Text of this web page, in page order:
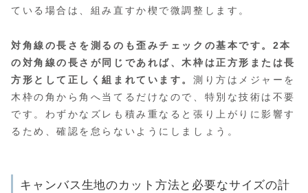
ている場合は、組み直すか楔で微調整します。
対角線の長さを測るのも歪みチェックの基本です。2本
の対角線の長さが同じであれば、木枠は正方形または長
方形として正しく組まれています。 測り方はメジャーを
木枠の角から角へ当てるだけなので、特別な技術は不要
です。わずかなズレも積み重なると張り上がりに影響す
るため、確認を怠らないようにしましょう。
キャンバス生地のカット方法と必要なサイズの計